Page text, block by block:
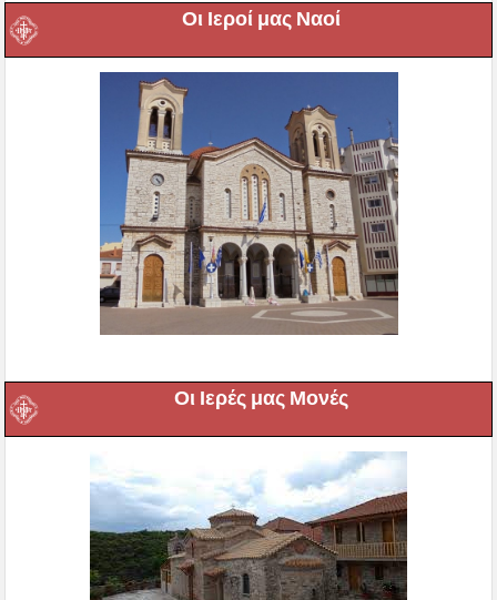
Οι Ιεροί μας Ναοί
Οι Ιερές μας Μονές